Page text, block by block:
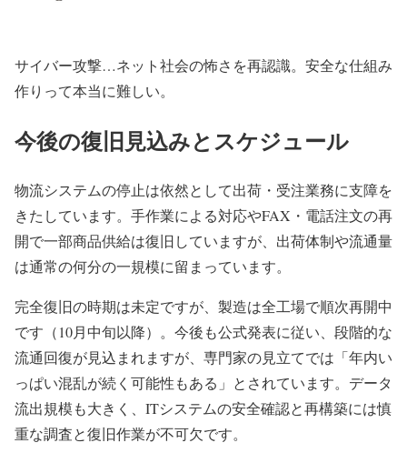
サイバー攻撃…ネット社会の怖さを再認識。安全な仕組み
作りって本当に難しい。
今後の復旧見込みとスケジュール
物流システムの停止は依然として出荷・受注業務に支障を
きたしています。手作業による対応やFAX・電話注文の再
開で一部商品供給は復旧していますが、出荷体制や流通量
は通常の何分の一規模に留まっています。
完全復旧の時期は未定ですが、製造は全工場で順次再開中
です（10月中旬以降）。今後も公式発表に従い、段階的な
流通回復が見込まれますが、専門家の見立てでは「年内い
っぱい混乱が続く可能性もある」とされています。データ
流出規模も大きく、ITシステムの安全確認と再構築には慎
重な調査と復旧作業が不可欠です。